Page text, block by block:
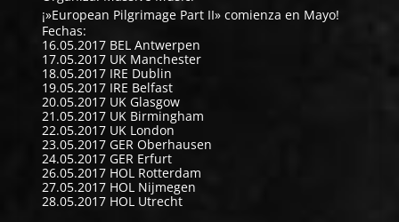
¡»European Pilgrimage Part II» comienza en Mayo!
Fechas:
16.05.2017 BEL Antwerpen
17.05.2017 UK Manchester
18.05.2017 IRE Dublin
19.05.2017 IRE Belfast
20.05.2017 UK Glasgow
21.05.2017 UK Birmingham
22.05.2017 UK London
23.05.2017 GER Oberhausen
24.05.2017 GER Erfurt
26.05.2017 HOL Rotterdam
27.05.2017 HOL Nijmegen
28.05.2017 HOL Utrecht